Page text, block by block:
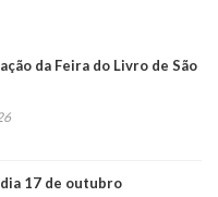
da Feira do Livro de São
17 de outubro